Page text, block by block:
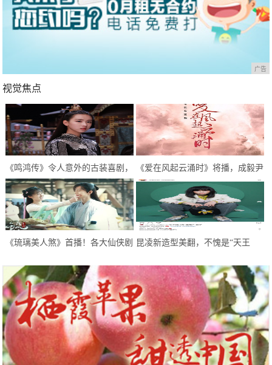
广告
视觉焦点
《鸣鸿传》令人意外的古装喜剧，
逗趣中感悟人生，开启喜剧新模式
《爱在风起云涌时》将播，成毅尹
正首次合作，超期待
《琉璃美人煞》首播！各大仙侠剧
昆凌新造型美翻，不愧是“天王